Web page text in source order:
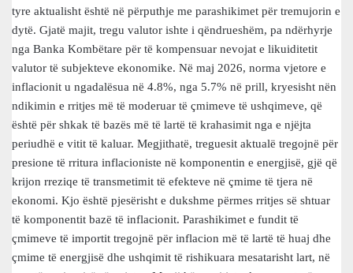
tyre aktualisht është në përputhje me parashikimet për tremujorin e
dytë. Gjatë majit, tregu valutor ishte i qëndrueshëm, pa ndërhyrje
nga Banka Kombëtare për të kompensuar nevojat e likuiditetit
valutor të subjekteve ekonomike. Në maj 2026, norma vjetore e
inflacionit u ngadalësua në 4.8%, nga 5.7% në prill, kryesisht nën
ndikimin e rritjes më të moderuar të çmimeve të ushqimeve, që
është për shkak të bazës më të lartë të krahasimit nga e njëjta
periudhë e vitit të kaluar. Megjithatë, treguesit aktualë tregojnë për
presione të rritura inflacioniste në komponentin e energjisë, gjë që
krijon rreziqe të transmetimit të efekteve në çmime të tjera në
ekonomi. Kjo është pjesërisht e dukshme përmes rritjes së shtuar
të komponentit bazë të inflacionit. Parashikimet e fundit të
çmimeve të importit tregojnë për inflacion më të lartë të huaj dhe
çmime të energjisë dhe ushqimit të rishikuara mesatarisht lart, në